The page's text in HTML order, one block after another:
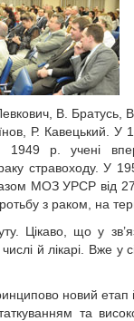
В. Братусь,
Р. Кавецький. У
р. учені
стравоходу. У
МОЗ УРСР від
з раком, на
Цікаво, що у
й лікарі. Вже у
новий етап
та